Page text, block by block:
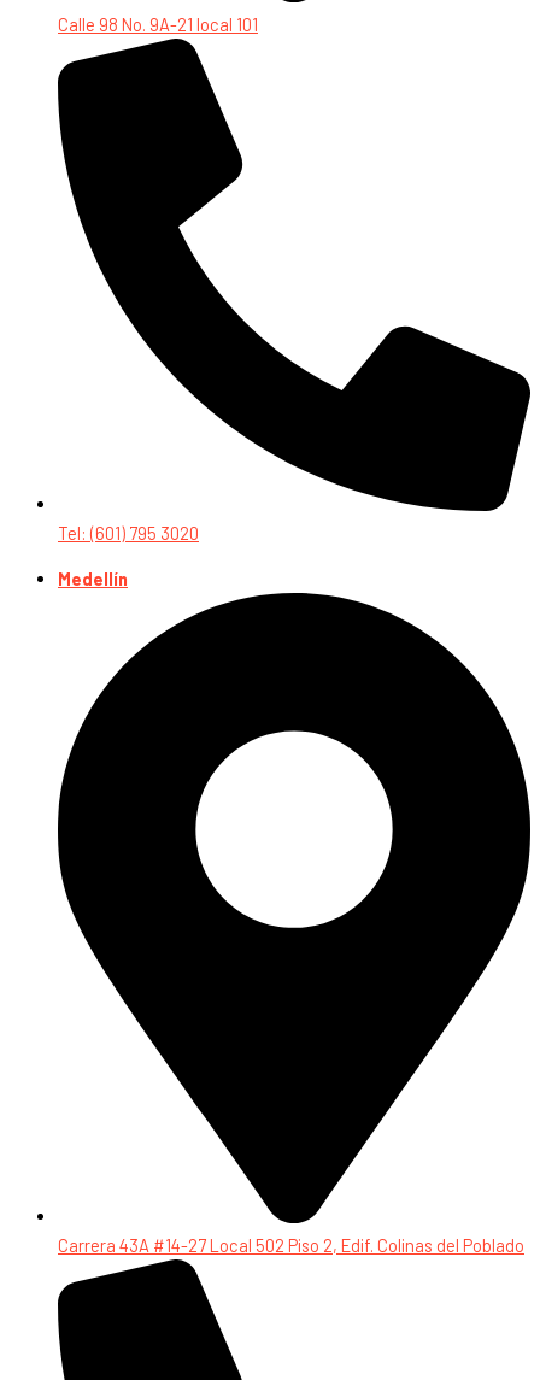
Calle 98 No. 9A-21 local 101
Tel: (601) 795 3020
Medellín
Carrera 43A #14-27 Local 502 Piso 2, Edif. Colinas del Poblado